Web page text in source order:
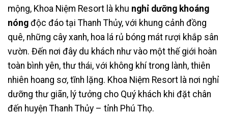
mộng, Khoa Niệm Resort là khu nghỉ dưỡng khoáng
nóng độc đáo tại Thanh Thủy, với khung cảnh đồng
quê, những cây xanh, hoa lá rủ bóng mát rượi khắp sân
vườn. Đến nơi đây du khách như vào một thế giới hoàn
toàn bình yên, thư thái, với không khí trong lành, thiên
nhiên hoang sơ, tĩnh lặng. Khoa Niệm Resort là nơi nghỉ
dưỡng thư giãn, lý tưởng cho Quý khách khi đặt chân
đến huyện Thanh Thủy – tỉnh Phú Thọ.